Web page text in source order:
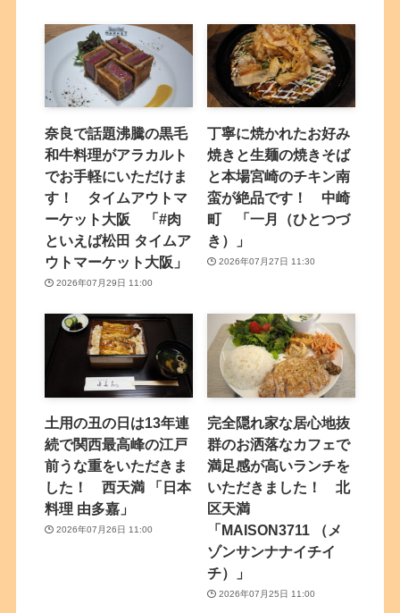
奈良で話題沸騰の黒毛
和牛料理がアラカルト
でお手軽にいただけま
す！ タイムアウトマ
ーケット大阪 「#肉
といえば松田 タイムア
ウトマーケット大阪」
2026年07月29日 11:00
丁寧に焼かれたお好み
焼きと生麺の焼きそば
と本場宮崎のチキン南
蛮が絶品です！ 中崎
町 「一月（ひとつづ
き）」
2026年07月27日 11:30
土用の丑の日は13年連
続で関西最高峰の江戸
前うな重をいただきま
した！ 西天満 「日本
料理 由多嘉」
2026年07月26日 11:00
完全隠れ家な居心地抜
群のお洒落なカフェで
満足感が高いランチを
いただきました！ 北
区天満
「MAISON3711 （メ
ゾンサンナナイチイ
チ）」
2026年07月25日 11:00